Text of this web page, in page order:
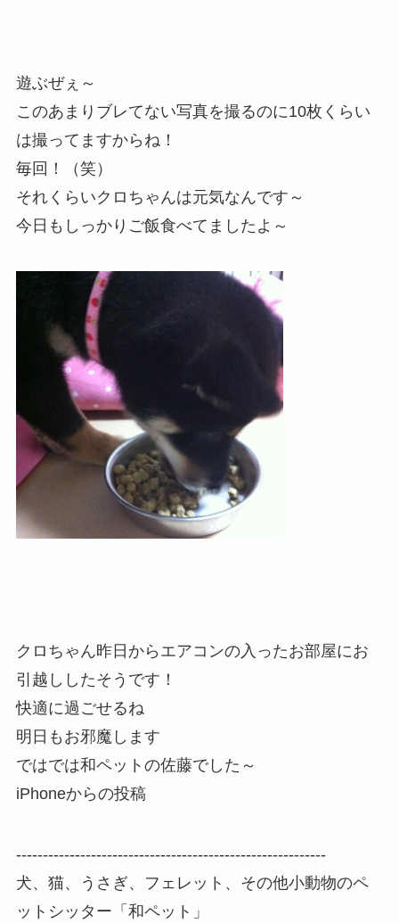
遊ぶぜぇ～
このあまりブレてない写真を撮るのに10枚くらい
は撮ってますからね！
毎回！（笑）
それくらいクロちゃんは元気なんです～
今日もしっかりご飯食べてましたよ～
クロちゃん昨日からエアコンの入ったお部屋にお
引越ししたそうです！
快適に過ごせるね
明日もお邪魔します
ではでは和ペットの佐藤でした～
iPhoneからの投稿
----------------------------------------------------------
犬、猫、うさぎ、フェレット、その他小動物のペ
ットシッター「和ペット」